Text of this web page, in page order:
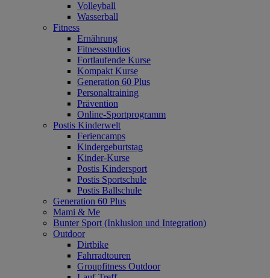
Volleyball
Wasserball
Fitness
Ernährung
Fitnessstudios
Fortlaufende Kurse
Kompakt Kurse
Generation 60 Plus
Personaltraining
Prävention
Online-Sportprogramm
Postis Kinderwelt
Feriencamps
Kindergeburtstag
Kinder-Kurse
Postis Kindersport
Postis Sportschule
Postis Ballschule
Generation 60 Plus
Mami & Me
Bunter Sport (Inklusion und Integration)
Outdoor
Dirtbike
Fahrradtouren
Groupfitness Outdoor